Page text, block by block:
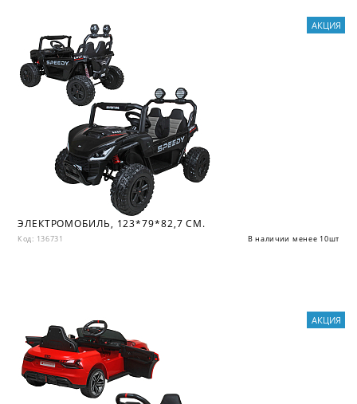
ЭЛЕКТРОМОБИЛЬ, 123*79*82,7 СМ.
Код: 136731 В наличии менее 10шт
АКЦИЯ
АКЦИЯ